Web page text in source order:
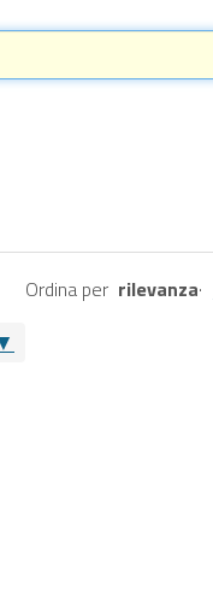
Ordina per rilevanza·